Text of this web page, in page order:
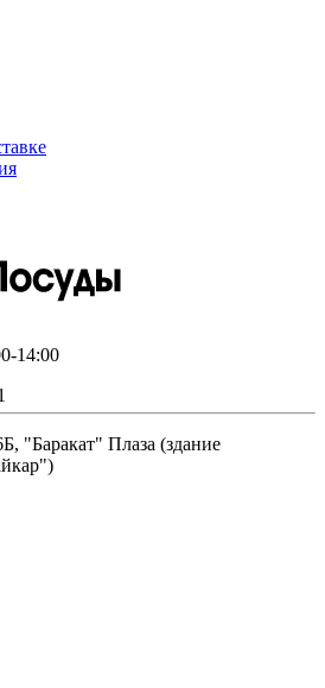
14:00
"Баракат" Плаза (здание